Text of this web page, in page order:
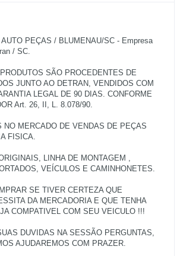
AUTO PEÇAS / BLUMENAU/SC - Empresa
/ SC.
SÃO PROCEDENTES DE
JUNTO AO DETRAN, VENDIDOS COM
LEGAL DE 90 DIAS. CONFORME
Art. 26, II, L. 8.078/90.
NO MERCADO DE VENDAS DE PEÇAS
FISICA.
LINHA DE MONTAGEM ,
VEÍCULOS E CAMINHONETES.
SE TIVER CERTEZA QUE
DA MERCADORIA E QUE TENHA
COMPATIVEL COM SEU VEICULO !!!
DUVIDAS NA SESSÃO PERGUNTAS,
AJUDAREMOS COM PRAZER.